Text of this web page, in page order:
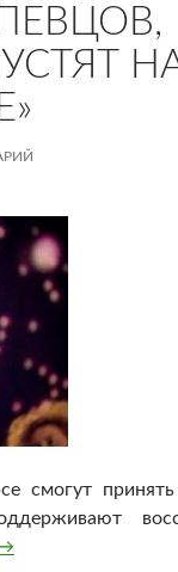
смогут
назвала